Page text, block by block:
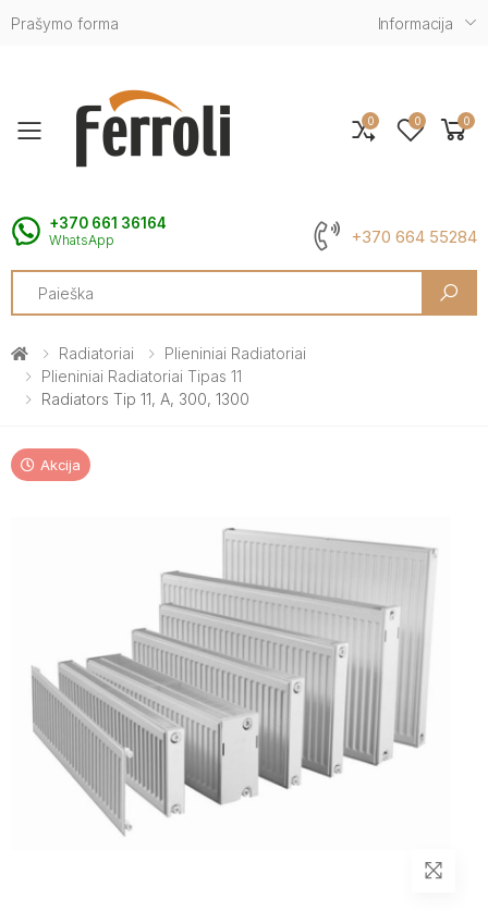
Prašymo forma Informacija
Toggle mobile menu
+370 661 36164
WhatsApp +370 664 55284
Search
0 0 0
Radiatoriai
Plieniniai Radiatoriai
Plieniniai Radiatoriai Tipas 11
Radiators Tip 11, A, 300, 1300
Akcija